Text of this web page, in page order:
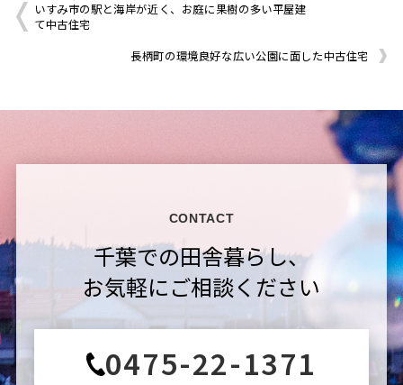
いすみ市の駅と海岸が近く、お庭に果樹の多い平屋建
て中古住宅
長柄町の環境良好な広い公園に面した中古住宅
CONTACT
千葉での田舎暮らし、
お気軽にご相談ください
0475-22-1371